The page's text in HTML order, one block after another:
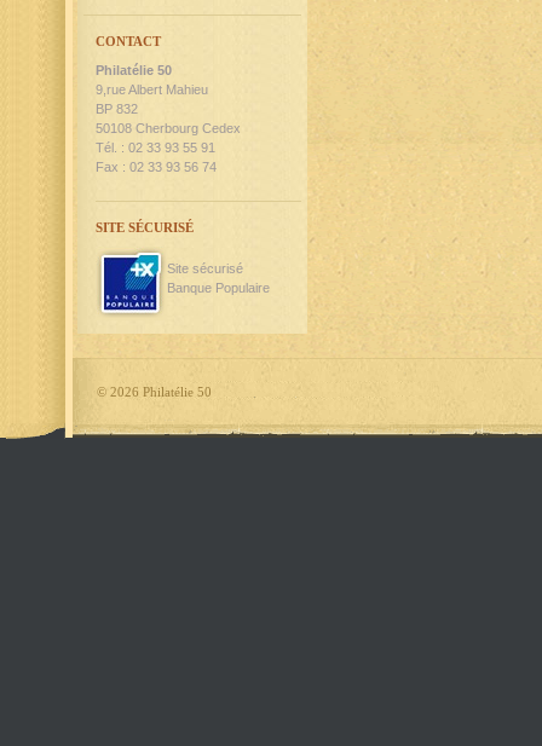
CONTACT
Philatélie 50
9,rue Albert Mahieu
BP 832
50108 Cherbourg Cedex
Tél. : 02 33 93 55 91
Fax : 02 33 93 56 74
SITE SÉCURISÉ
Site sécurisé
Banque Populaire
© 2026 Philatélie 50